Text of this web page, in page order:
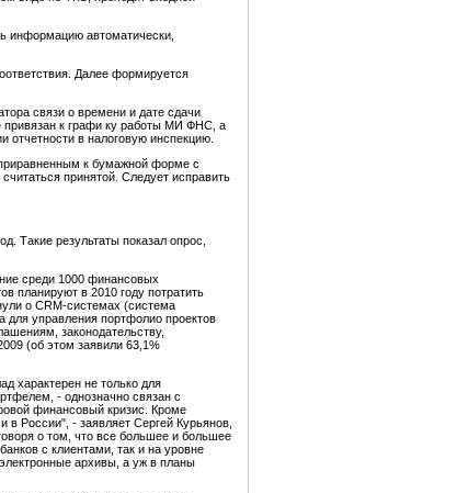
информацию автоматически,
Далее формируется
связи о времени и дате сдачи
привязан к графи ку работы МИ ФНС, а
отчетности в налоговую инспекцию.
к бумажной форме с
принятой. Следует исправить
Такие результаты показал опрос,
среди 1000 финансовых
планируют в 2010 году потратить
о CRM-системах (система
для управления портфолио проектов
законодательству,
(об этом заявили 63,1%
характерен не только для
- однозначно связан с
финансовый кризис. Кроме
в России", - заявляет Сергей Курьянов,
о том, что все большее и большее
с клиентами, так и на уровне
архивы, а уж в планы